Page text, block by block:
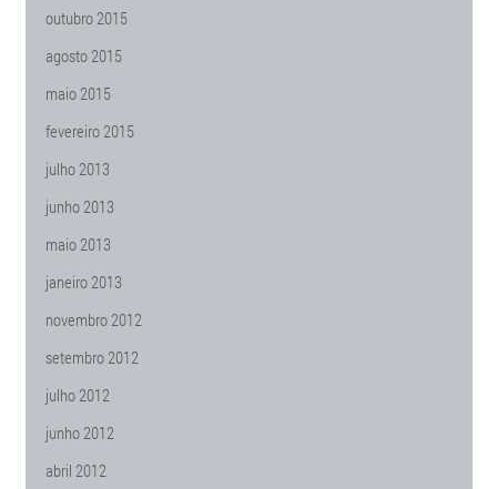
outubro 2015
agosto 2015
maio 2015
fevereiro 2015
julho 2013
junho 2013
maio 2013
janeiro 2013
novembro 2012
setembro 2012
julho 2012
junho 2012
abril 2012